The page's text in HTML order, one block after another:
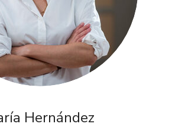
Hernández